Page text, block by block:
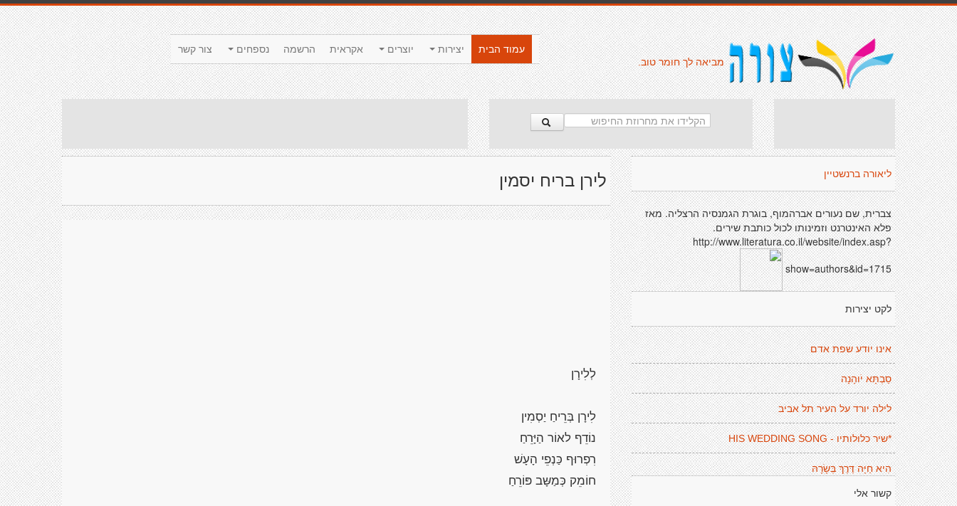
צור קשר נספחים הרשמה אקראית יוצרים יצירות
עמוד הבית
מביאה לך חומר טוב.
לירן בריח יסמין ליאורה ברנשטיין
צברית, שם נעורים אברהמוף, בוגרת הגמנסיה הרצליה. מאז
פלא האינטרנט וזמינותו לכול כותבת שירים.
http://www.literatura.co.il/website/index.asp?
show=authors&id=1715
לקט יצירות
אינו יודע שפת אדם
סַבְתָּא יֹוהָנָה
לילה יורד על העיר תל אביב
*שיר כלולותיו - HIS WEDDING SONG
הִיא חַיָּה דֶּרֶךְ בְּשָׂרָהּ
קשור אלי